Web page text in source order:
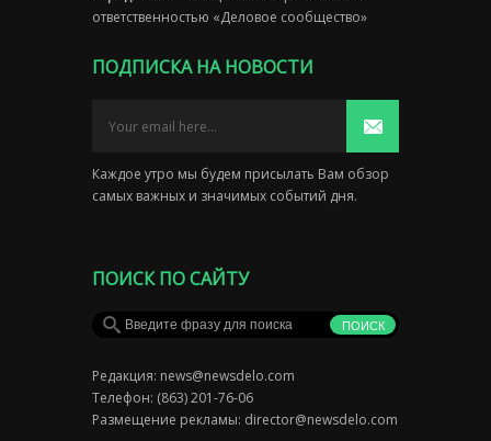
ответственностью «Деловое сообщество»
ПОДПИСКА НА НОВОСТИ
Каждое утро мы будем присылать Вам обзор
самых важных и значимых событий дня.
ПОИСК ПО САЙТУ
Редакция: news@newsdelo.com
Телефон: (863) 201-76-06
Размещение рекламы: director@newsdelo.com